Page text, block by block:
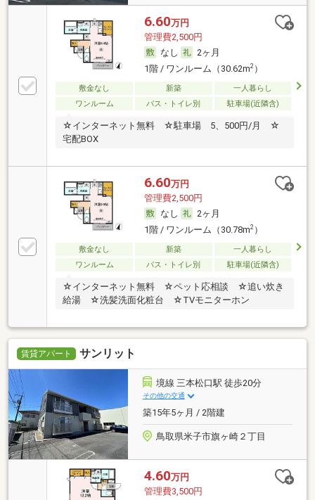
6.60万円
管理費2,500円
なし
2ヶ月
1階 / ワンルーム（30.62m2）
敷金なし 新築
一人暮らし
ワンルーム
バス・トイレ別 駐車場(近隣含)
☆インターネット無料 ☆駐車場 5、500円/月 ☆
宅配BOX
6.60万円
管理費2,500円
なし
2ヶ月
1階 / ワンルーム（30.78m2）
敷金なし 新築
一人暮らし
ワンルーム
バス・トイレ別 駐車場(近隣含)
☆インターネット無料 ☆ペット応相談 ☆追い炊き
給湯 ☆洗髪洗面化粧台 ☆TVモニターホン
賃貸アパート サンリット
境線 三本松口駅 徒歩20分
その他の交通
築15年5ヶ月 / 2階建
鳥取県米子市旗ヶ崎２丁目
4.60万円
管理費3,500円